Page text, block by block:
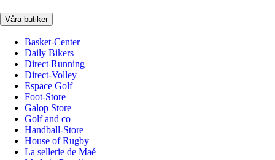
Våra butiker
Basket-Center
Daily Bikers
Direct Running
Direct-Volley
Espace Golf
Foot-Store
Galop Store
Golf and co
Handball-Store
House of Rugby
La sellerie de Maé